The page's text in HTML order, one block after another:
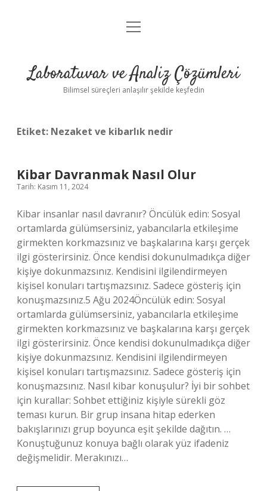
Anasayfa
Yasal Uyarı
menüyü
Laboratuvar ve Analiz Çözümleri
Bilimsel süreçleri anlaşılır şekilde keşfedin
Etiket: Nezaket ve kibarlık nedir
Kibar Davranmak Nasıl Olur
Tarih: Kasım 11, 2024
Kibar insanlar nasıl davranır? Öncülük edin: Sosyal
ortamlarda gülümsersiniz, yabancılarla etkileşime
girmekten korkmazsınız ve başkalarına karşı gerçek
ilgi gösterirsiniz. Önce kendisi dokunulmadıkça diğer
kişiye dokunmazsınız. Kendisini ilgilendirmeyen
kişisel konuları tartışmazsınız. Sadece gösteriş için
konuşmazsınız.5 Ağu 2024Öncülük edin: Sosyal
ortamlarda gülümsersiniz, yabancılarla etkileşime
girmekten korkmazsınız ve başkalarına karşı gerçek
ilgi gösterirsiniz. Önce kendisi dokunulmadıkça diğer
kişiye dokunmazsınız. Kendisini ilgilendirmeyen
kişisel konuları tartışmazsınız. Sadece gösteriş için
konuşmazsınız. Nasıl kibar konuşulur? İyi bir sohbet
için kurallar: Sohbet ettiğiniz kişiyle sürekli göz
teması kurun. Bir grup insana hitap ederken
bakışlarınızı grup boyunca eşit şekilde dağıtın. …
Konuştuğunuz konuya bağlı olarak yüz ifadeniz
değişmelidir. Merakınızı…